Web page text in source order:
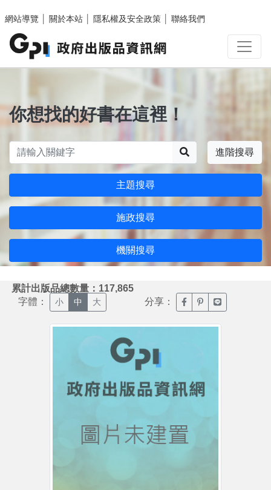
網站導覽
關於本站 隱私權及安全政策 聯絡我們
你想找的好書在這裡！
進階搜尋
主題搜尋
施政搜尋
機關搜尋
累計出版品總數量：117,865
字體： 小 中 大 分享： 臉書分享(另開新視窗)
噗浪分享(另開新
Line分享(另